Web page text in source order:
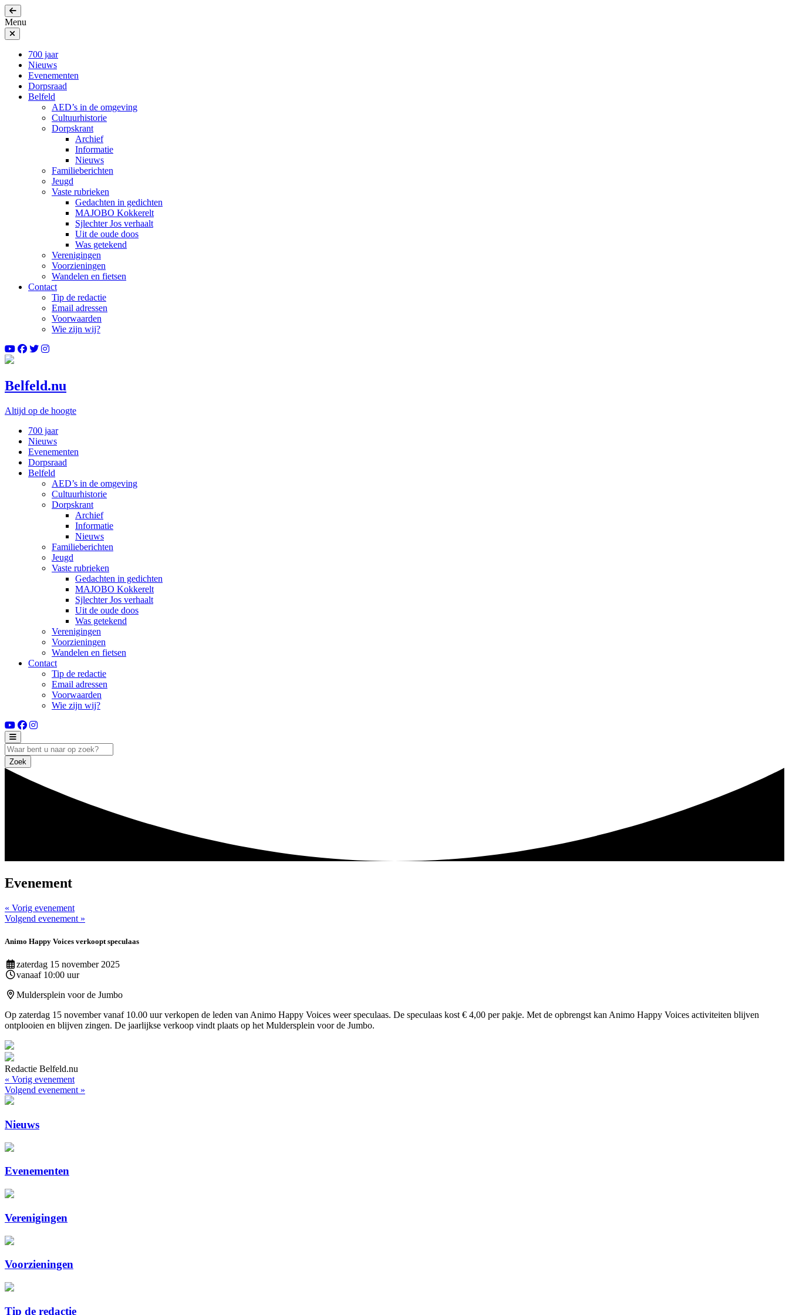
Menu
700 jaar
Nieuws
Evenementen
Dorpsraad
Belfeld
AED’s in de omgeving
Cultuurhistorie
Dorpskrant
Archief
Informatie
Nieuws
Familieberichten
Jeugd
Vaste rubrieken
Gedachten in gedichten
MAJOBO Kokkerelt
Sjlechter Jos verhaalt
Uit de oude doos
Was getekend
Verenigingen
Voorzieningen
Wandelen en fietsen
Contact
Tip de redactie
Email adressen
Voorwaarden
Wie zijn wij?
Belfeld.nu
Altijd op de hoogte
700 jaar
Nieuws
Evenementen
Dorpsraad
Belfeld
AED’s in de omgeving
Cultuurhistorie
Dorpskrant
Archief
Informatie
Nieuws
Familieberichten
Jeugd
Vaste rubrieken
Gedachten in gedichten
MAJOBO Kokkerelt
Sjlechter Jos verhaalt
Uit de oude doos
Was getekend
Verenigingen
Voorzieningen
Wandelen en fietsen
Contact
Tip de redactie
Email adressen
Voorwaarden
Wie zijn wij?
Zoek
Evenement
« Vorig evenement
Volgend evenement »
Animo Happy Voices verkoopt speculaas
zaterdag 15 november 2025
vanaaf 10:00 uur
Muldersplein voor de Jumbo
Op zaterdag 15 november vanaf 10.00 uur verkopen de leden van Animo Happy Voices weer speculaas. De speculaas kost € 4,00 per pakje. Met de opbrengst kan Animo Happy Voices activiteiten blijven
ontplooien en blijven zingen. De jaarlijkse verkoop vindt plaats op het Muldersplein voor de Jumbo.
Redactie Belfeld.nu
« Vorig evenement
Volgend evenement »
Nieuws
Evenementen
Verenigingen
Voorzieningen
Tip de redactie